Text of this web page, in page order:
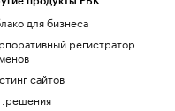
для бизнеса
регистратор
сайтов